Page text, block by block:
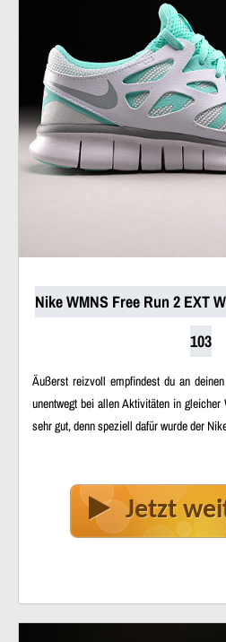
Nike WMNS Free Run 2 EXT
103
Äußerst reizvoll empfindest du an
unentwegt bei allen Aktivitäten in
sehr gut, denn speziell dafür wurde der
Jetzt